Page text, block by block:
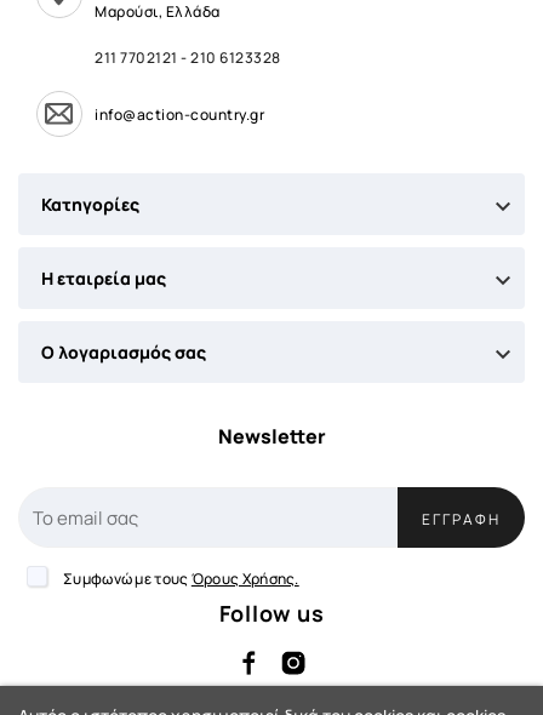
Μαρούσι, Ελλάδα
211 7702121 -210 6123328
info@action-country.gr
Κατηγορίες 
Η εταιρεία μας 
Ο λογαριασμός σας 
Newsletter
ΕΓΓΡΑΦΉ
Συμφωνώ με τους Όρους Χρήσης.
Follow us